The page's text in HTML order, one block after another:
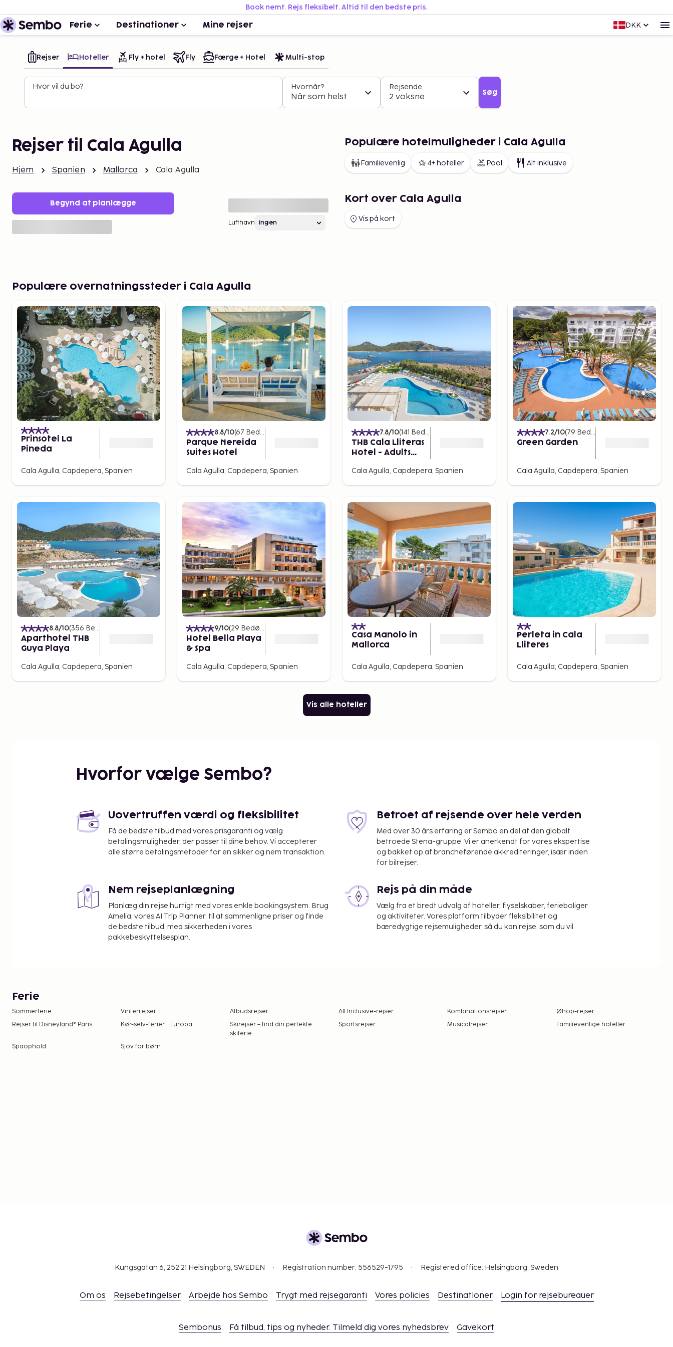
Book nemt. Rejs fleksibelt. Altid til den bedste pris.
Ferie Destinationer Mine rejser DKK
Rejser Hoteller Fly + hotel Fly Færge + Hotel Multi-stop
Hvor vil du bo? Hvornår?
Når som helst
Rejsende
2 voksne Søg
Rejser til Cala Agulla
Hjem Spanien Mallorca Cala Agulla
Begynd at planlægge
Lufthavn
Populære hotelmuligheder i Cala Agulla
Familievenlig 4+ hoteller Pool Alt inklusive
Kort over Cala Agulla
Vis på kort
Populære overnatningssteder i Cala Agulla
Prinsotel La
Pineda
Cala Agulla, Capdepera, Spanien
8.8/10(67 Bedømmelser
Parque Nereida
Suites Hotel
Cala Agulla, Capdepera, Spanien
7.8/10(141 Bedømmelser
THB Cala Lliteras
Hotel - Adults
Cala Agulla, Capdepera, Spanien
7.2/10(79 Bedømmelser
Green Garden
Cala Agulla, Capdepera, Spanien
8.8/10(356 Bedømmelser
Aparthotel THB
Guya Playa
Cala Agulla, Capdepera, Spanien
9/10(29 Bedømmelser
Hotel Bella Playa
& Spa
Cala Agulla, Capdepera, Spanien
Casa Manolo in
Mallorca
Cala Agulla, Capdepera, Spanien
Perleta in Cala
Lliteres
Cala Agulla, Capdepera, Spanien
Vis alle hoteller
Hvorfor vælge Sembo?
Uovertruffen værdi og fleksibilitet
Få de bedste tilbud med vores prisgaranti og vælg
betalingsmuligheder, der passer til dine behov. Vi accepterer
alle større betalingsmetoder for en sikker og nem transaktion.
Betroet af rejsende over hele verden
Med over 30 års erfaring er Sembo en del af den globalt
betroede Stena-gruppe. Vi er anerkendt for vores ekspertise
og bakket op af brancheførende akkrediteringer, især inden
for bilrejser.
Nem rejseplanlægning
Planlæg din rejse hurtigt med vores enkle bookingsystem. Brug
Amelia, vores AI Trip Planner, til at sammenligne priser og finde
de bedste tilbud, med sikkerheden i vores
pakkebeskyttelsesplan.
Rejs på din måde
Vælg fra et bredt udvalg af hoteller, flyselskaber, ferieboliger
og aktiviteter. Vores platform tilbyder fleksibilitet og
bæredygtige rejsemuligheder, så du kan rejse, som du vil.
Ferie
Sommerferie Vinterrejser Afbudsrejser All Inclusive-rejser Kombinationsrejser
Øhop-rejser
Rejser til Disneyland® Paris
Kør-selv-ferier i Europa
Skirejser – find din perfekte
skiferie
Sportsrejser Musicalrejser Familievenlige hoteller
Spaophold Sjov for børn
Kungsgatan 6, 252 21 Helsingborg, SWEDEN Registration number: 556529-1795 Registered office: Helsingborg, Sweden
Om os Rejsebetingelser Arbejde hos Sembo Trygt med rejsegaranti Vores policies Destinationer Login for rejsebureauer
Sembonus Få tilbud, tips og nyheder. Tilmeld dig vores nyhedsbrev Gavekort